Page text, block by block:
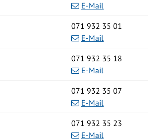
E-Mail
Zentrale
071 932 35 01
E-Mail
Zentrale
071 932 35 18
E-Mail
Tel.
071 932 35 07
E-Mail
Zentrale
071 932 35 23
E-Mail